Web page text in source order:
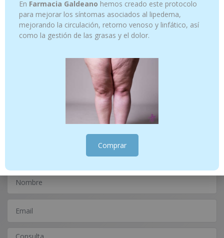
Fluor Kin Enjuague infantil 500
GINGIKIN PLUS ENJUAGUE 500 ML
12.95
Añadir al carrito
¿Tienes alguna consulta?
Escríbenos
En Farmacia Galdeano hemos creado este protocolo
para mejorar los síntomas asociados al lipedema,
mejorando la circulación, retorno venoso y linfático, así
como la gestión de las grasas y el dolor.
Comprar